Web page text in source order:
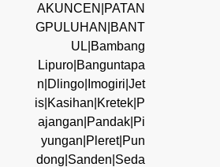
AKUNCEN|PATAN
GPULUHAN|BANT
UL|Bambang
Lipuro|Banguntapa
n|Dlingo|Imogiri|Jet
is|Kasihan|Kretek|P
ajangan|Pandak|Pi
yungan|Pleret|Pun
dong|Sanden|Seda